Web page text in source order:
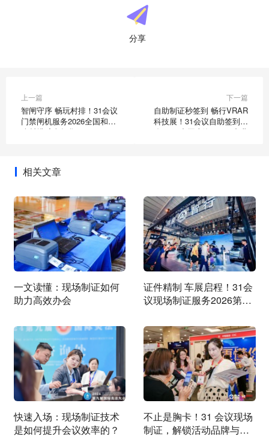
分享
上一篇
智闸守序 畅玩村排！31会议
门禁闸机服务2026全国和美
乡村排球嘉年华
下一篇
自助制证秒签到 畅行VRAR
科技展！31会议自助签到服
务2026中国上海VRAR产业
相关文章
一文读懂：现场制证如何
助力高效办会
证件精制 车展启程！31会
议现场制证服务2026第二
汽车博览会
​快速入场：现场制证技术
是如何提升会议效率的？
不止是胸卡！31 会议现场
制证，解锁活动品牌与运